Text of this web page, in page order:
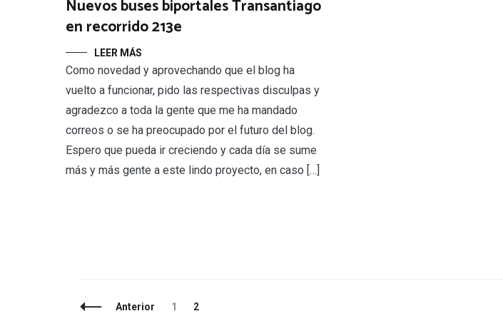
Nuevos buses biportales Transantiago
en recorrido 213e
LEER MÁS
Como novedad y aprovechando que el blog ha
vuelto a funcionar, pido las respectivas disculpas y
agradezco a toda la gente que me ha mandado
correos o se ha preocupado por el futuro del blog.
Espero que pueda ir creciendo y cada día se sume
más y más gente a este lindo proyecto, en caso […]
NavegaciónAnterior Página
1 Página
2